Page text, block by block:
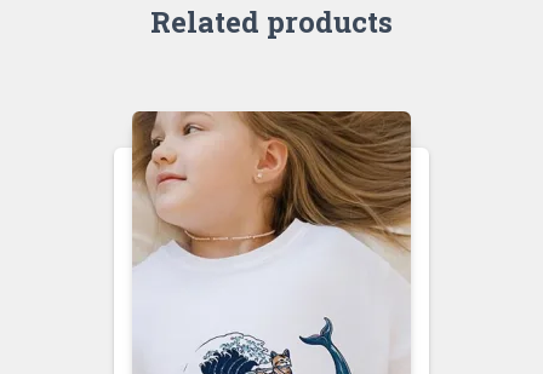
Related products